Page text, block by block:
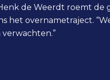
de Weerdt roemt de
het overnametraject.